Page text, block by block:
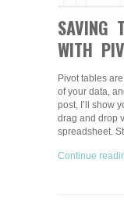
SAVING
WITH
Pivot tables
of your data,
post, I’ll show
drag and drop
spreadsheet.
Continue